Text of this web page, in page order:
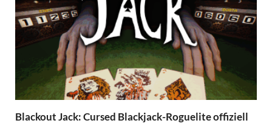
Blackout Jack: Cursed Blackjack-Roguelite offiziell